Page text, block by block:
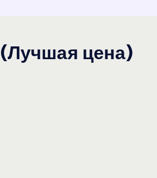
цена)